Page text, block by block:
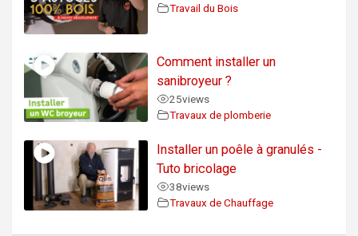
Travail du Bois
Comment installer un
sanibroyeur ?
25views
Travaux de plomberie
Installer un poêle à granulés -
Tuto bricolage
38views
Travaux de Chauffage